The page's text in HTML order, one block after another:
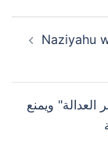
navigation
Naziyahu
العدالة" ويمنع